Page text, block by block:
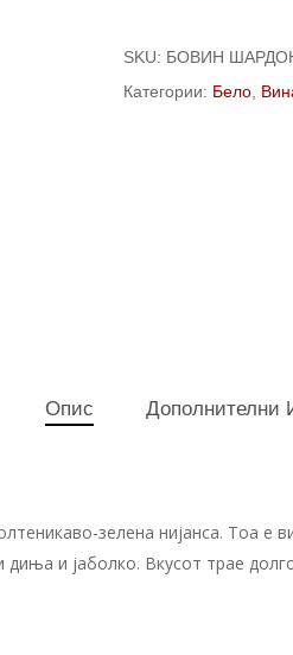
SKU: БОВИН
Категории: Бело,
Опис Дополнителни
зелена нијанса. Тоа е
диња и јаболко. Вкусот трае